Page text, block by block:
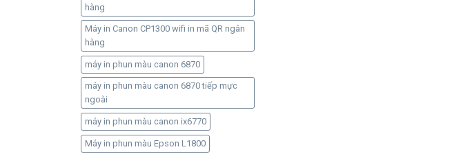
hàng
Máy in Canon CP1300 wifi in mã QR ngân
hàng
máy in phun màu canon 6870
máy in phun màu canon 6870 tiếp mực
ngoài
máy in phun màu canon ix6770
Máy in phun màu Epson L1800